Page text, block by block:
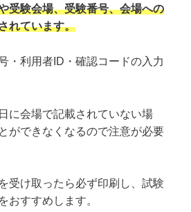
受験会場、受験番号、会場への
れています。
・利用者ID・確認コードの入力
に会場で記載されていない場
ができなくなるので注意が必要
受け取ったら必ず印刷し、試験
おすすめします。